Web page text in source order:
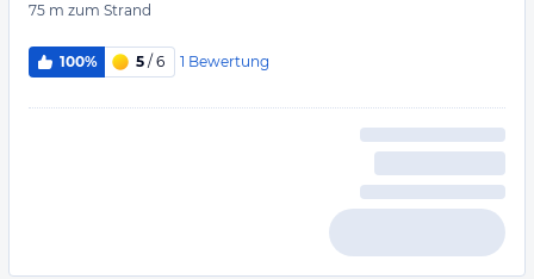
75 m zum Strand
100% 5 / 6 1 Bewertung